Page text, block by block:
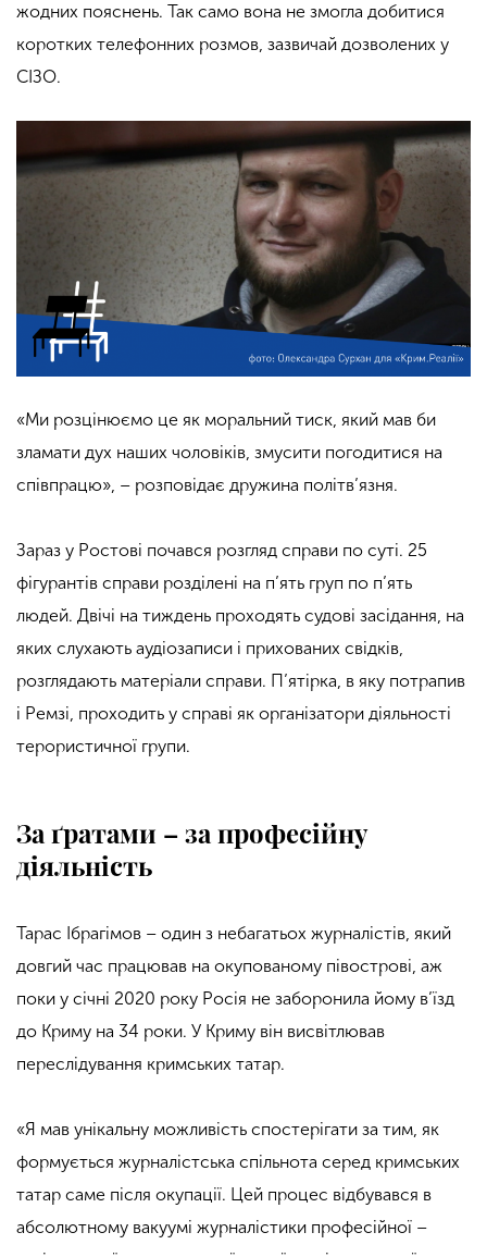
жодних пояснень. Так само вона не змогла добитися
коротких телефонних розмов, зазвичай дозволених у
СІЗО.
«Ми розцінюємо це як моральний тиск, який мав би
зламати дух наших чоловіків, змусити погодитися на
співпрацю», – розповідає дружина політв’язня.
Зараз у Ростові почався розгляд справи по суті. 25
фігурантів справи розділені на п’ять груп по п’ять
людей. Двічі на тиждень проходять судові засідання, на
яких слухають аудіозаписи і прихованих свідків,
розглядають матеріали справи. П’ятірка, в яку потрапив
і Ремзі, проходить у справі як організатори діяльності
терористичної групи.
За ґратами – за професійну
діяльність
Тарас Ібрагімов – один з небагатьох журналістів, який
довгий час працював на окупованому півострові, аж
поки у січні 2020 року Росія не заборонила йому в’їзд
до Криму на 34 роки. У Криму він висвітлював
переслідування кримських татар.
«Я мав унікальну можливість спостерігати за тим, як
формується журналістська спільнота серед кримських
татар саме після окупації. Цей процес відбувався в
абсолютному вакуумі журналістики професійної –